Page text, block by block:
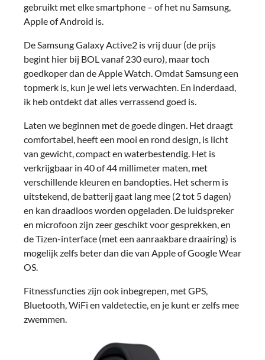
gebruikt met elke smartphone – of het nu Samsung,
Apple of Android is.
De Samsung Galaxy Active2 is vrij duur (de prijs
begint hier bij BOL vanaf 230 euro), maar toch
goedkoper dan de Apple Watch. Omdat Samsung een
topmerk is, kun je wel iets verwachten. En inderdaad,
ik heb ontdekt dat alles verrassend goed is.
Laten we beginnen met de goede dingen. Het draagt
comfortabel, heeft een mooi en rond design, is licht
van gewicht, compact en waterbestendig. Het is
verkrijgbaar in 40 of 44 millimeter maten, met
verschillende kleuren en bandopties. Het scherm is
uitstekend, de batterij gaat lang mee (2 tot 5 dagen)
en kan draadloos worden opgeladen. De luidspreker
en microfoon zijn zeer geschikt voor gesprekken, en
de Tizen-interface (met een aanraakbare draairing) is
mogelijk zelfs beter dan die van Apple of Google Wear
OS.
Fitnessfuncties zijn ook inbegrepen, met GPS,
Bluetooth, WiFi en valdetectie, en je kunt er zelfs mee
zwemmen.